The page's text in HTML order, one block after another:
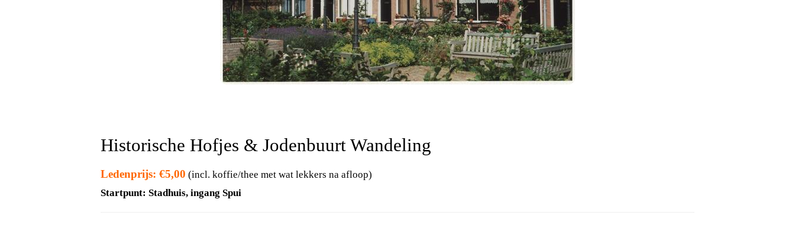
Historische Hofjes & Jodenbuurt Wandeling
Ledenprijs: €5,00 (incl. koffie/thee met wat lekkers na afloop)
Startpunt: Stadhuis, ingang Spui